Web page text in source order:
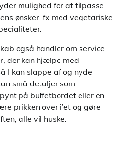
mulighed for at tilpasse
ønsker, fx med vegetariske
også handler om service –
der kan hjælpe med
I kan slappe af og nyde
små detaljer som
på buffetbordet eller en
prikken over i’et og gøre
alle vil huske.